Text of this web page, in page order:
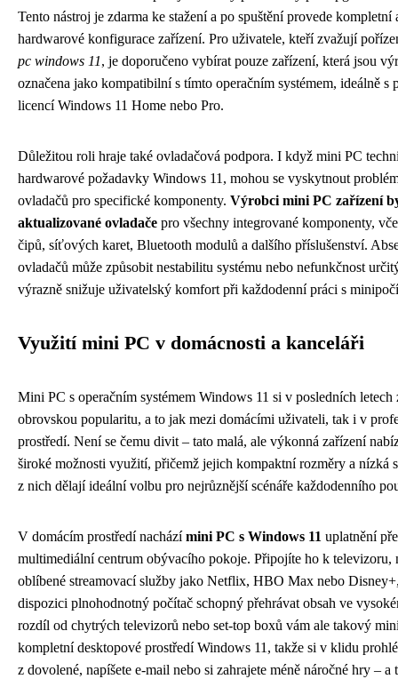
Tento nástroj je zdarma ke stažení a po spuštění provede kompletní
hardwarové konfigurace zařízení. Pro uživatele, kteří zvažují
pc windows 11, je doporučeno vybírat pouze zařízení, která jsou
označena jako kompatibilní s tímto operačním systémem, ideálně s
licencí Windows 11 Home nebo Pro.
Důležitou roli hraje také ovladačová podpora. I když mini PC
hardwarové požadavky Windows 11, mohou se vyskytnout
ovladačů pro specifické komponenty. Výrobci mini PC zařízení
aktualizované ovladače pro všechny integrované komponenty,
čipů, síťových karet, Bluetooth modulů a dalšího příslušenství.
ovladačů může způsobit nestabilitu systému nebo nefunkčnost
výrazně snižuje uživatelský komfort při každodenní práci s
Využití mini PC v domácnosti a kanceláři
Mini PC s operačním systémem Windows 11 si v posledních letech
obrovskou popularitu, a to jak mezi domácími uživateli, tak i v
prostředí. Není se čemu divit – tato malá, ale výkonná zařízení
široké možnosti využití, přičemž jejich kompaktní rozměry a nízká
z nich dělají ideální volbu pro nejrůznější scénáře každodenního
V domácím prostředí nacházímini PC s Windows 11 uplatnění
multimediální centrum obývacího pokoje. Připojíte ho k televizoru,
oblíbené streamovací služby jako Netflix, HBO Max nebo
dispozici plnohodnotný počítač schopný přehrávat obsah ve
rozdíl od chytrých televizorů nebo set-top boxů vám ale takový
kompletní desktopové prostředí Windows 11, takže si v klidu
z dovolené, napíšete e-mail nebo si zahrajete méně náročné hry – a